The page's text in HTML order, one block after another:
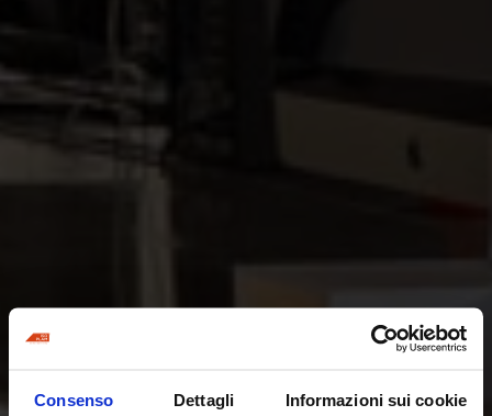
Consenso Dettagli Informazioni sui cookie